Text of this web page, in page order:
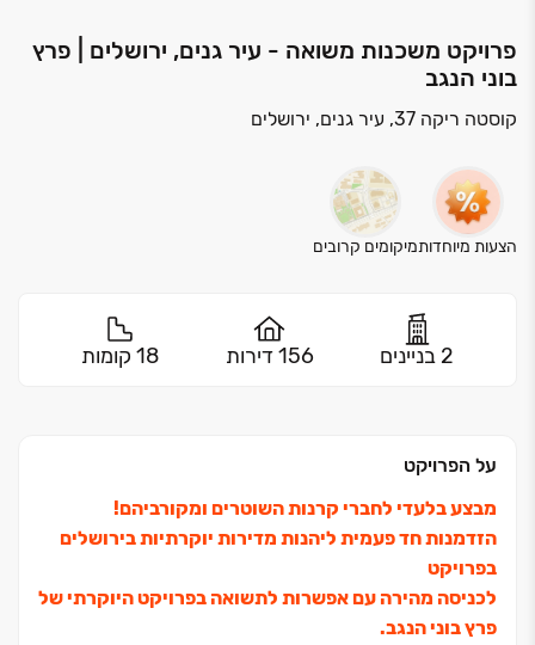
פרויקט משכנות משואה - עיר גנים, ירושלים | פרץ
בוני הנגב
קוסטה ריקה 37, עיר גנים, ירושלים
הצעות מיוחדותמיקומים קרובים
2 בניינים 156 דירות 18 קומות
על הפרויקט
מבצע בלעדי לחברי קרנות השוטרים ומקורביהם!
הזדמנות חד פעמית ליהנות מדירות יוקרתיות בירושלים
בפרויקט
לכניסה מהירה עם אפשרות לתשואה בפרויקט היוקרתי של
פרץ בוני הנגב.